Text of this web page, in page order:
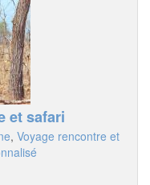
et safari
, Voyage rencontre et